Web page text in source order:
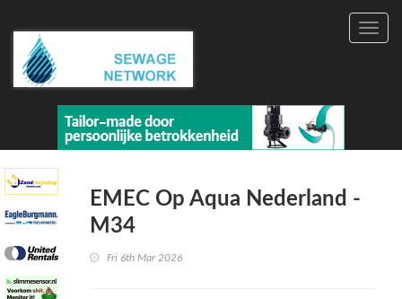
EMEC Op Aqua Nederland -
M34
Fri 6th Mar 2026